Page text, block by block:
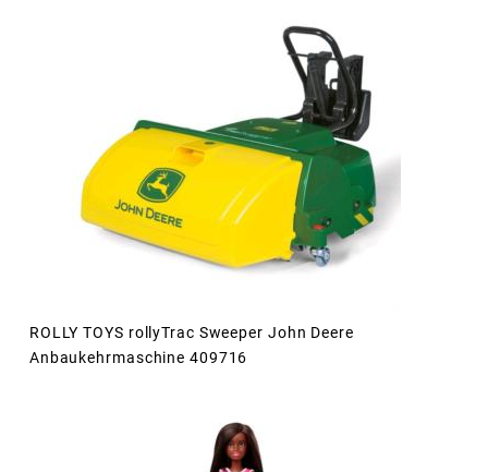
ROLLY TOYS rollyTrac Sweeper John Deere
Anbaukehrmaschine 409716